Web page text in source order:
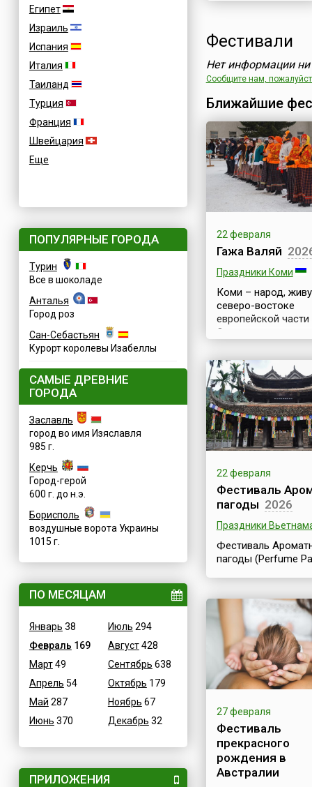
Египет
Израиль
Испания
Италия
Таиланд
Турция
Франция
Швейцария
Еще
ПОПУЛЯРНЫЕ ГОРОДА
Турин
Все в шоколаде
Анталья
Город роз
Сан-Себастьян
Курорт королевы Изабеллы
САМЫЕ ДРЕВНИЕ
ГОРОДА
Заславль
город во имя Изяславля
985 г.
Керчь
Город-герой
600 г. до н.э.
Борисполь
воздушные ворота Украины
1015 г.
ПО МЕСЯЦАМ
Январь 38
Февраль 169
Март49
Апрель 54
Май 287
Июнь 370
Июль 294
Август428
Сентябрь 638
Октябрь 179
Ноябрь 67
Декабрь 32
ПРИЛОЖЕНИЯ
Фестивали
Нет информации ни
Сообщите нам,
Ближайшие
22 февраля
Гажа Валяй
Праздники Коми
Коми – народ,
северо-востоке
европейской части
Основные
вымичи,
печорцы, ижемцы,
сысольцы. Коми
стараются
богатейшую
традиции предков,
устраивая
праздники и
весенний праздник
валяй отмечают с
размахом, к
готовятся загодя. В
Визинга Сысольск...
22 февраля
Фестиваль
пагоды 2026
Праздники
Фестиваль
пагоды (Perfume
6-й день первого
лунного календаря,
заканчиваясь в
конце третьего
месяца.Это самый
продолжительный
праздник во
продлится более
месяцев.
событием
является молитва,
произнесенная в
священной пещере
Тич в 15-й день
27 февраля
Фестиваль
прекрасного
рождения в
Австралии